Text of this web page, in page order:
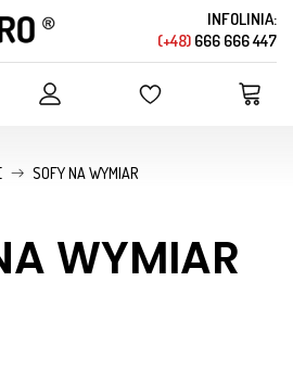
INFOLINIA:
(+48) 666 666 447
SOFY NA WYMIAR
WYMIAR